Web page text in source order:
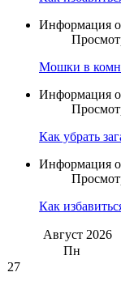
Информация о
Мошки в
Информация о
Как убрать
Информация о
Как
Август 2026
Пн
27